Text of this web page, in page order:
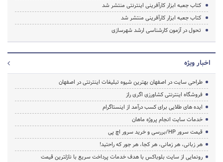
کتاب جعبه ابزار کارآفرینی اینترنتی منتشر شد
کتاب جعبه ابزار کارآفرینی منتشر شد
تحول در آزمون کارشناسی ارشد شهرسازی
اخبار ویژه
طراحی سایت در اصفهان بهترین شیوه تبلیغات اینترنتی در اصفهان
فروشگاه اینترنتی کشاورزی اگری راز
ایده های طلایی برای کسب درآمد از اینستاگرام
خدمات سایت انجام پروژه ماهان
قیمت سرور HP/بررسی و خرید سرور اچ پی
هر زبانی، هر زمانی، هر کجا، هر جور که راحتید!
رونمایی از سایت بلوباکس با هدف خدمات پرداخت سریع با نازلترین قیمت